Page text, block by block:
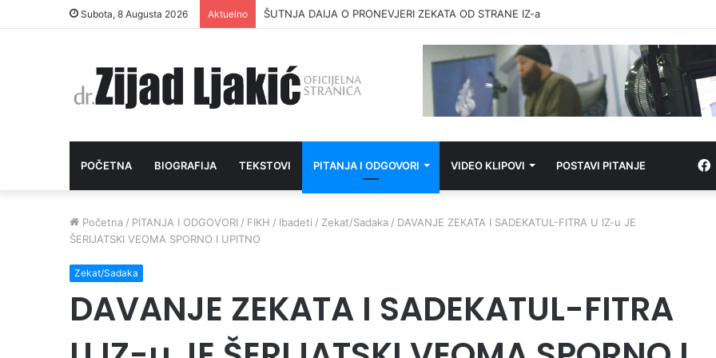
Subota, 8 Augusta 2026 Aktuelno ŠUTNJA DAIJA O PRONEVJERI ZEKATA OD STRANE IZ-a
POČETNA BIOGRAFIJA TEKSTOVI PITANJA I ODGOVORI VIDEO KLIPOVI POSTAVI PITANJE
Početna / PITANJA I ODGOVORI / FIKH / Ibadeti / Zekat/Sadaka / DAVANJE ZEKATA I SADEKATUL-FITRA U IZ-u JE
ŠERIJATSKI VEOMA SPORNO I UPITNO
Zekat/Sadaka
DAVANJE ZEKATA I SADEKATUL-FITRA